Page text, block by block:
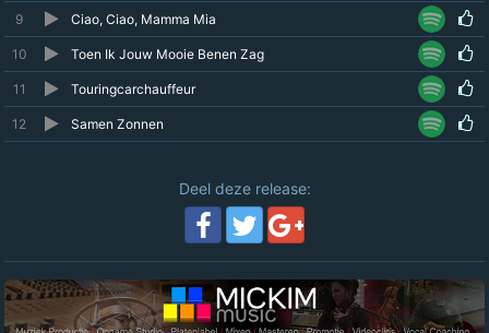
9 Ciao, Ciao, Mamma Mia
10 Toen Ik Jouw Mooie Benen Zag
11 Touringcarchauffeur
12 Samen Zonnen
Deel deze release: